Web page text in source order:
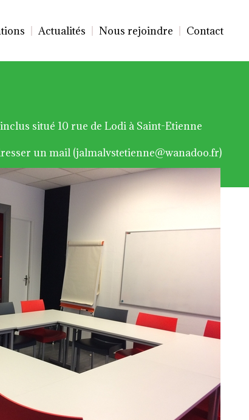
Actualités Nous rejoindre Contact
situé 10 rue de Lodi à Saint-Etienne
un mail (jalmalvstetienne@wanadoo.fr)